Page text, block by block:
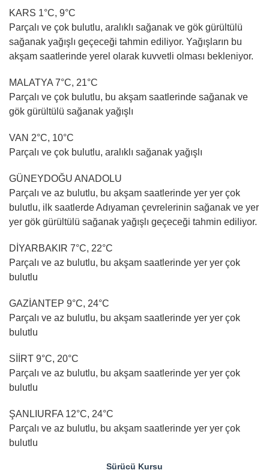
KARS 1°C, 9°C
Parçalı ve çok bulutlu, aralıklı sağanak ve gök gürültülü
sağanak yağışlı geçeceği tahmin ediliyor. Yağışların bu
akşam saatlerinde yerel olarak kuvvetli olması bekleniyor.
MALATYA 7°C, 21°C
Parçalı ve çok bulutlu, bu akşam saatlerinde sağanak ve
gök gürültülü sağanak yağışlı
VAN 2°C, 10°C
Parçalı ve çok bulutlu, aralıklı sağanak yağışlı
GÜNEYDOĞU ANADOLU
Parçalı ve az bulutlu, bu akşam saatlerinde yer yer çok
bulutlu, ilk saatlerde Adıyaman çevrelerinin sağanak ve yer
yer gök gürültülü sağanak yağışlı geçeceği tahmin ediliyor.
DİYARBAKIR 7°C, 22°C
Parçalı ve az bulutlu, bu akşam saatlerinde yer yer çok
bulutlu
GAZİANTEP 9°C, 24°C
Parçalı ve az bulutlu, bu akşam saatlerinde yer yer çok
bulutlu
SİİRT 9°C, 20°C
Parçalı ve az bulutlu, bu akşam saatlerinde yer yer çok
bulutlu
ŞANLIURFA 12°C, 24°C
Parçalı ve az bulutlu, bu akşam saatlerinde yer yer çok
bulutlu
Sürücü Kursu